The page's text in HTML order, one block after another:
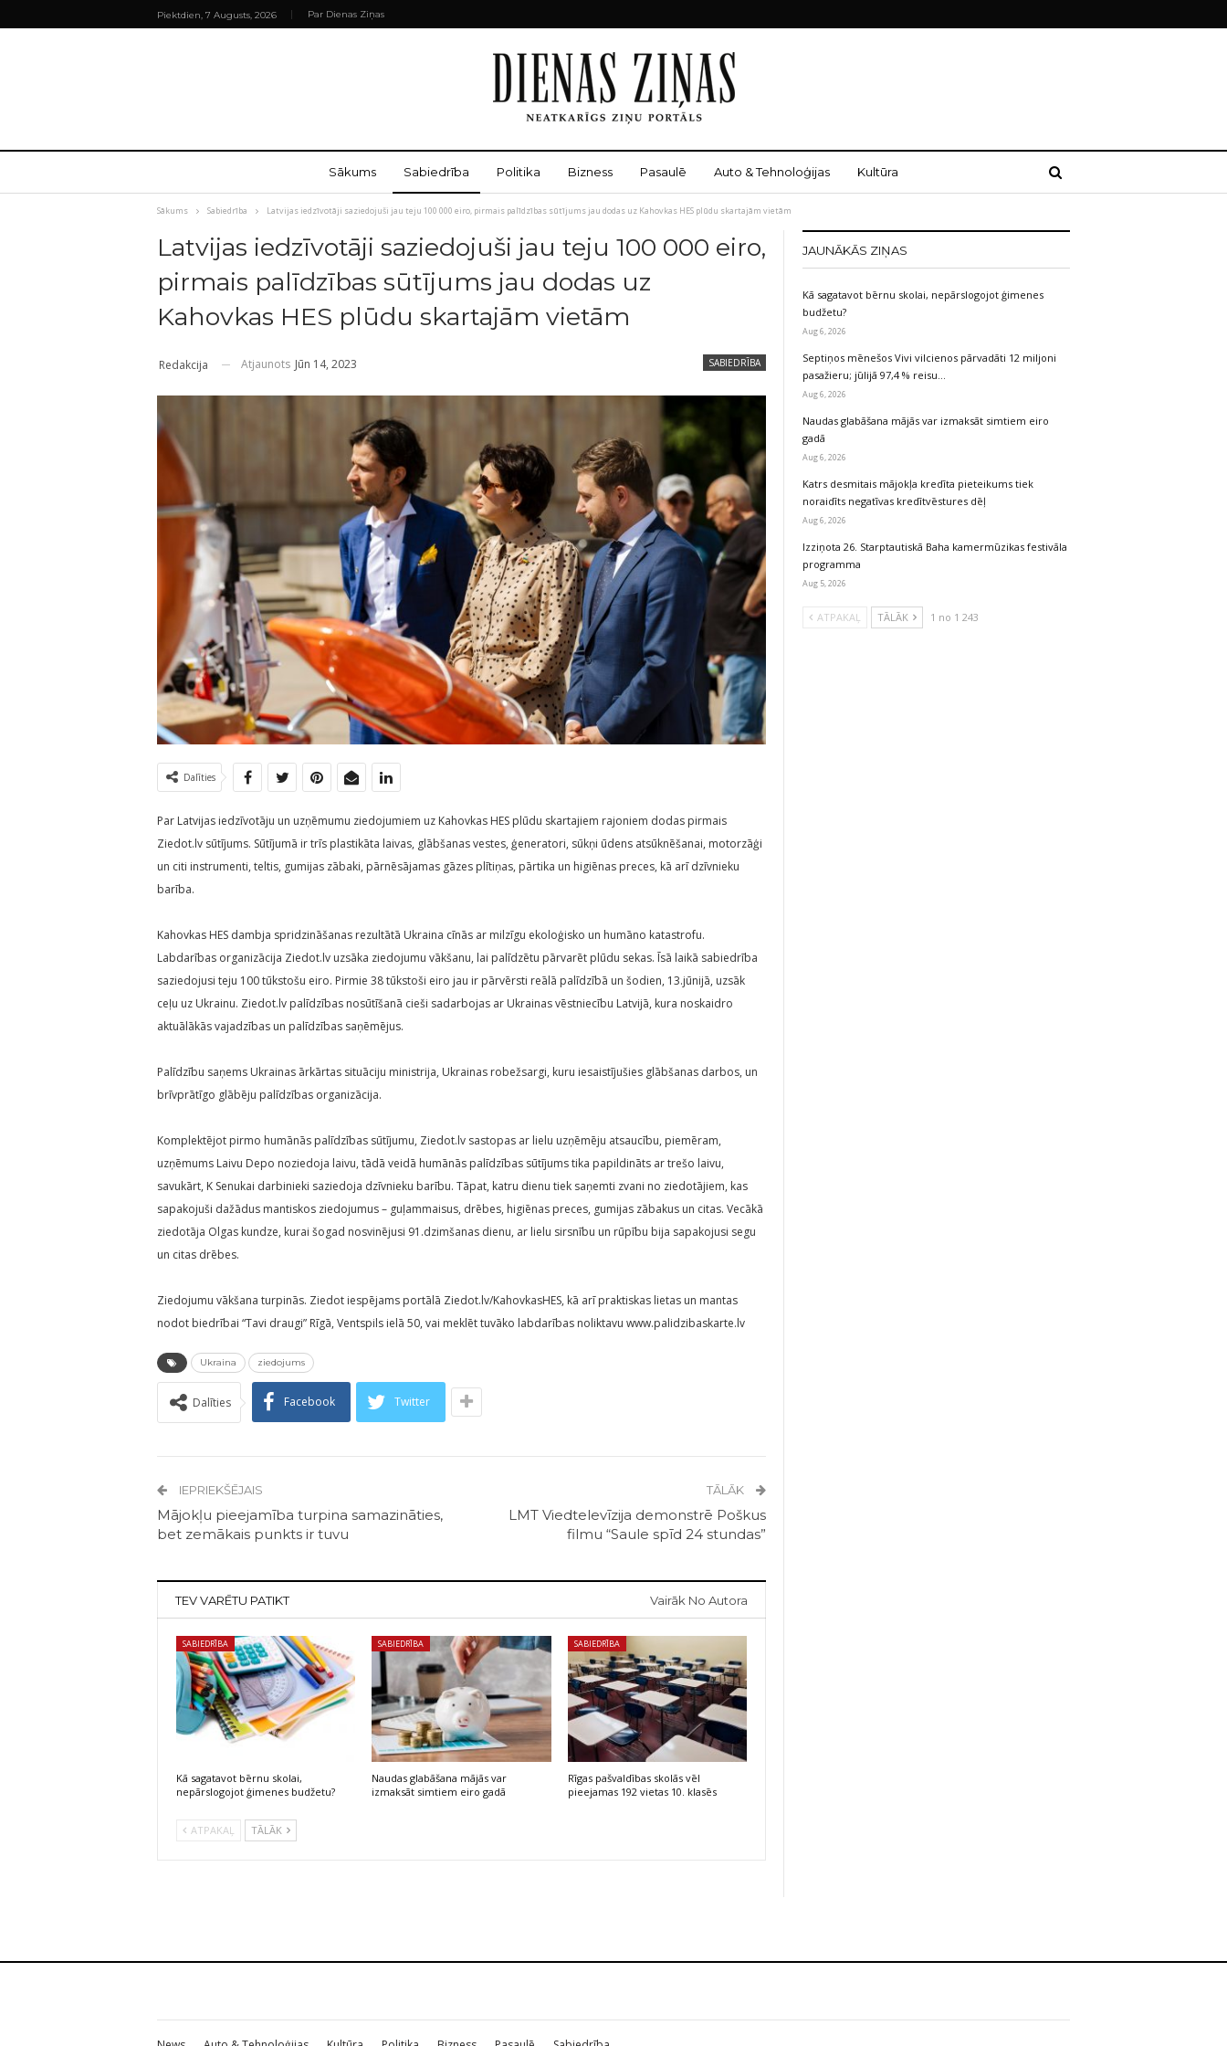
Piektdien, 7 Augusts, 2026 Par Dienas Ziņas
Sākums Sabiedrība Politika Bizness Pasaulē Auto & Tehnoloģijas Kultūra
Sākums Sabiedrība Latvijas iedzīvotāji saziedojuši jau teju 100 000 eiro, pirmais palīdzības sūtījums jau dodas uz Kahovkas HES plūdu skartajām vietām
Latvijas iedzīvotāji saziedojuši jau teju 100 000 eiro,
pirmais palīdzības sūtījums jau dodas uz
Kahovkas HES plūdu skartajām vietām
SABIEDRĪBA
Redakcija Atjaunots Jūn 14, 2023
Dalīties
Par Latvijas iedzīvotāju un uzņēmumu ziedojumiem uz Kahovkas HES plūdu skartajiem rajoniem dodas pirmais
Ziedot.lv sūtījums. Sūtījumā ir trīs plastikāta laivas, glābšanas vestes, ģeneratori, sūkņi ūdens atsūknēšanai, motorzāģi
un citi instrumenti, teltis, gumijas zābaki, pārnēsājamas gāzes plītiņas, pārtika un higiēnas preces, kā arī dzīvnieku
barība.
Kahovkas HES dambja spridzināšanas rezultātā Ukraina cīnās ar milzīgu ekoloģisko un humāno katastrofu.
Labdarības organizācija Ziedot.lv uzsāka ziedojumu vākšanu, lai palīdzētu pārvarēt plūdu sekas. Īsā laikā sabiedrība
saziedojusi teju 100 tūkstošu eiro. Pirmie 38 tūkstoši eiro jau ir pārvērsti reālā palīdzībā un šodien, 13.jūnijā, uzsāk
ceļu uz Ukrainu. Ziedot.lv palīdzības nosūtīšanā cieši sadarbojas ar Ukrainas vēstniecību Latvijā, kura noskaidro
aktuālākās vajadzības un palīdzības saņēmējus.
Palīdzību saņems Ukrainas ārkārtas situāciju ministrija, Ukrainas robežsargi, kuru iesaistījušies glābšanas darbos, un
brīvprātīgo glābēju palīdzības organizācija.
Komplektējot pirmo humānās palīdzības sūtījumu, Ziedot.lv sastopas ar lielu uzņēmēju atsaucību, piemēram,
uzņēmums Laivu Depo noziedoja laivu, tādā veidā humānās palīdzības sūtījums tika papildināts ar trešo laivu,
savukārt, K Senukai darbinieki saziedoja dzīvnieku barību. Tāpat, katru dienu tiek saņemti zvani no ziedotājiem, kas
sapakojuši dažādus mantiskos ziedojumus – guļammaisus, drēbes, higiēnas preces, gumijas zābakus un citas. Vecākā
ziedotāja Olgas kundze, kurai šogad nosvinējusi 91.dzimšanas dienu, ar lielu sirsnību un rūpību bija sapakojusi segu
un citas drēbes.
Ziedojumu vākšana turpinās. Ziedot iespējams portālā Ziedot.lv/KahovkasHES, kā arī praktiskas lietas un mantas
nodot biedrībai “Tavi draugi” Rīgā, Ventspils ielā 50, vai meklēt tuvāko labdarības noliktavu www.palidzibaskarte.lv
Ukraina ziedojums
Dalīties Facebook Twitter
IEPRIEKŠĒJAIS
Mājokļu pieejamība turpina samazināties,
bet zemākais punkts ir tuvu
TĀLĀK
LMT Viedtelevīzija demonstrē Poškus
filmu “Saule spīd 24 stundas”
TEV VARĒTU PATIKT Vairāk No Autora
SABIEDRĪBA
Kā sagatavot bērnu skolai,
nepārslogojot ģimenes budžetu?
SABIEDRĪBA
Naudas glabāšana mājās var
izmaksāt simtiem eiro gadā
SABIEDRĪBA
Rīgas pašvaldības skolās vēl
pieejamas 192 vietas 10. klasēs
ATPAKAĻ TĀLĀK
JAUNĀKĀS ZIŅAS
Kā sagatavot bērnu skolai, nepārslogojot ģimenes
budžetu?
Aug 6, 2026
Septiņos mēnešos Vivi vilcienos pārvadāti 12 miljoni
pasažieru; jūlijā 97,4 % reisu…
Aug 6, 2026
Naudas glabāšana mājās var izmaksāt simtiem eiro
gadā
Aug 6, 2026
Katrs desmitais mājokļa kredīta pieteikums tiek
noraidīts negatīvas kredītvēstures dēļ
Aug 6, 2026
Izziņota 26. Starptautiskā Baha kamermūzikas festivāla
programma
Aug 5, 2026
ATPAKAĻ TĀLĀK 1 no 1 243